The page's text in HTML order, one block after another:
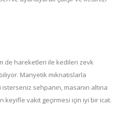
de hareketleri ile kedileri zevk
Manyetik mıknatıslarla
sehpanın, masanın altına
keyifle vakit geçirmesi için iyi bir icat.